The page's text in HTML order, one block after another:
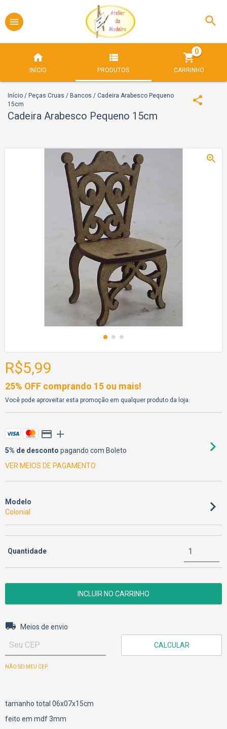
INÍCIO PRODUTOS CARRINHO
0
Início / Peças Cruas / Bancos / Cadeira Arabesco Pequeno
15cm
Cadeira Arabesco Pequeno 15cm
R$5,99
25% OFF comprando 15 ou mais!
Você pode aproveitar esta promoção em qualquer produto da loja.
5% de desconto pagando com Boleto
VER MEIOS DE PAGAMENTO
Modelo
Colonial
Quantidade
Entregas para o CEP:
Meios de envio
CALCULAR
NÃO SEI MEU CEP
tamanho total 06x07x15cm
feito em mdf 3mm